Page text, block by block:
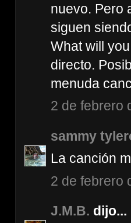
nuevo. Pero
siguen
What will
directo.
menuda
2 de febrero
sammy
La canción
2 de febrero
J.M.B. dijo...